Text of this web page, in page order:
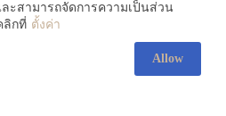
ละสามารถจัดการความเป็นส่วน
ลิกที่ ตั้งค่า
Allow